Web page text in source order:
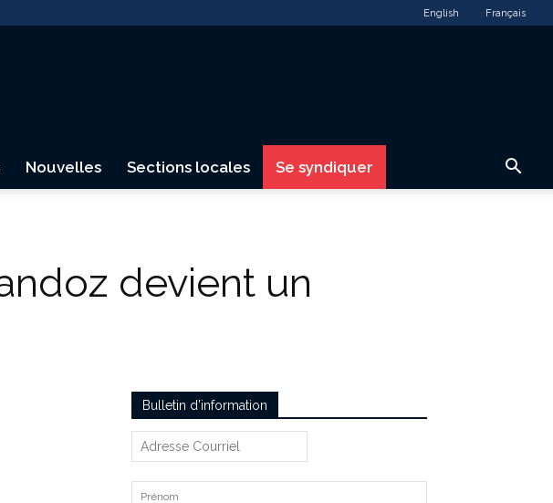
English Français
Nouvelles Sections locales Se syndiquer
devient un
Bulletin d’information